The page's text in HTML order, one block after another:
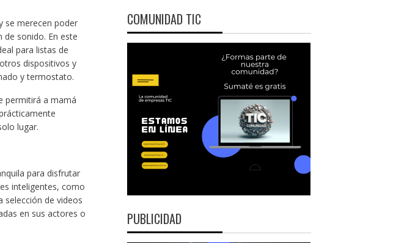
se merecen poder
sonido. En este
para listas de
dispositivos y
y termostato.
permitirá a mamá
lugar.
para disfrutar
inteligentes, como
selección de videos
en sus actores o
COMUNIDAD TIC
PUBLICIDAD